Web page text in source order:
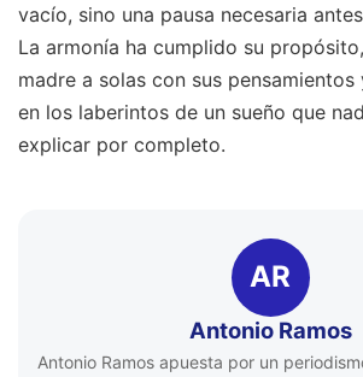
vacío, sino una pausa necesaria
La armonía ha cumplido su
madre a solas con sus
en los laberintos de un sueño que
explicar por completo.
AR
Antonio Ramos
Antonio Ramos apuesta por un